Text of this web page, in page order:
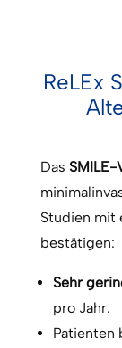
ReLEx
Das SMILE-
Studien mit
bestätigen:
Sehr
pro Jahr.
Patienten